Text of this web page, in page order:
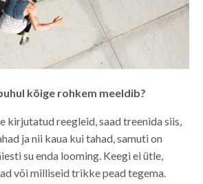
kõige rohkem meeldib?
kirjutatud reegleid, saad treenida siis,
ja nii kaua kui tahad, samuti on
su enda looming. Keegi ei ütle,
või milliseid trikke pead tegema.